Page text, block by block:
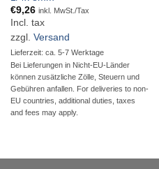
€9,26 inkl. MwSt./Tax
Incl. tax
zzgl. Versand
Lieferzeit: ca. 5-7 Werktage
Bei Lieferungen in Nicht-EU-Länder
können zusätzliche Zölle, Steuern und
Gebühren anfallen. For deliveries to non-
EU countries, additional duties, taxes
and fees may apply.